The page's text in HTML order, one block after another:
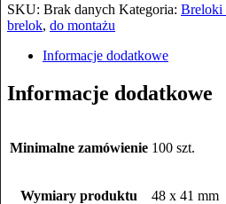
SKU: Brak danych Kategoria: Breloki
brelok, do montażu
Informacje dodatkowe
Informacje dodatkowe
Minimalne zamówienie 100 szt.
Wymiary produktu 48 x 41 mm